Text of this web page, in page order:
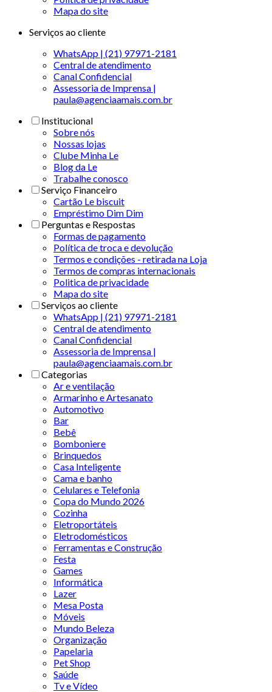
Mapa do site
Serviços ao cliente
WhatsApp | (21) 97971-2181
Central de atendimento
Canal Confidencial
Assessoria de Imprensa |
paula@agenciaamais.com.br
Institucional
Sobre nós
Nossas lojas
Clube Minha Le
Blog da Le
Trabalhe conosco
Serviço Financeiro
Cartão Le biscuit
Empréstimo Dim Dim
Perguntas e Respostas
Formas de pagamento
Política de troca e devolução
Termos e condições - retirada na Loja
Termos de compras internacionais
Politica de privacidade
Mapa do site
Serviços ao cliente
WhatsApp | (21) 97971-2181
Central de atendimento
Canal Confidencial
Assessoria de Imprensa |
paula@agenciaamais.com.br
Categorias
Ar e ventilação
Armarinho e Artesanato
Automotivo
Bar
Bebê
Bomboniere
Brinquedos
Casa Inteligente
Cama e banho
Celulares e Telefonia
Copa do Mundo 2026
Cozinha
Eletroportáteis
Eletrodomésticos
Ferramentas e Construção
Festa
Games
Informática
Lazer
Mesa Posta
Móveis
Mundo Beleza
Organização
Papelaria
Pet Shop
Saúde
Tv e Vídeo